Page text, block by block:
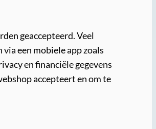
geaccepteerd. Veel
een mobiele app zoals
en financiële gegevens
accepteert en om te